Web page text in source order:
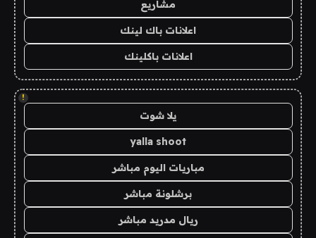
مشاريع
اعلانات باك لينك
اعلانات باكلينك
!
يلا شوت
yalla shoot
مباريات اليوم مباشر
برشلونة مباشر
ريال مدريد مباشر